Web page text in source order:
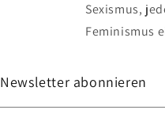
Sexismus,
Feminismus
Newsletter abonnieren